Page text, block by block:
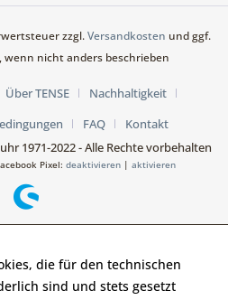
zzgl.Versandkosten und ggf.
nicht anders beschrieben
Über TENSE
Nachhaltigkeit
FAQ
Kontakt
1971-2022 - Alle Rechte vorbehalten
Pixel: deaktivieren| aktivieren
die für den technischen
sind und stets gesetzt